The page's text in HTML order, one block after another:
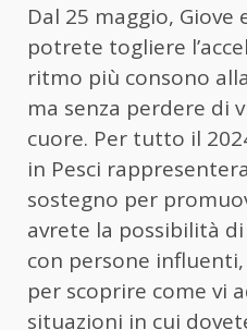
Dal 25 maggio, Giove
potrete togliere
ritmo più consono
ma senza perdere di
cuore. Per tutto il
in Pesci
sostegno per
avrete la possibilità
con persone
per scoprire come vi
situazioni in cui